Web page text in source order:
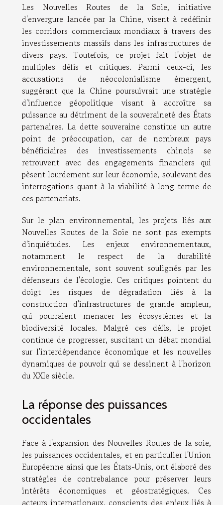
Les Nouvelles Routes de la Soie, initiative
d'envergure lancée par la Chine, visent à redéfinir
les corridors commerciaux mondiaux à travers des
investissements massifs dans les infrastructures de
divers pays. Toutefois, ce projet fait l'objet de
multiples défis et critiques. Parmi ceux-ci, les
accusations de néocolonialisme émergent,
suggérant que la Chine poursuivrait une stratégie
d'influence géopolitique visant à accroître sa
puissance au détriment de la souveraineté des États
partenaires. La dette souveraine constitue un autre
point de préoccupation, car de nombreux pays
bénéficiaires des investissements chinois se
retrouvent avec des engagements financiers qui
pèsent lourdement sur leur économie, soulevant des
interrogations quant à la viabilité à long terme de
ces partenariats.
Sur le plan environnemental, les projets liés aux
Nouvelles Routes de la Soie ne sont pas exempts
d'inquiétudes. Les enjeux environnementaux,
notamment le respect de la durabilité
environnementale, sont souvent soulignés par les
défenseurs de l'écologie. Ces critiques pointent du
doigt les risques de dégradation liés à la
construction d'infrastructures de grande ampleur,
qui pourraient menacer les écosystèmes et la
biodiversité locales. Malgré ces défis, le projet
continue de progresser, suscitant un débat mondial
sur l'interdépendance économique et les nouvelles
dynamiques de pouvoir qui se dessinent à l'horizon
du XXIe siècle.
La réponse des puissances
occidentales
Face à l'expansion des Nouvelles Routes de la soie,
les puissances occidentales, et en particulier l'Union
Européenne ainsi que les États-Unis, ont élaboré des
stratégies de contrebalance pour préserver leurs
intérêts économiques et géostratégiques. Ces
acteurs internationaux, conscients des enjeux liés à